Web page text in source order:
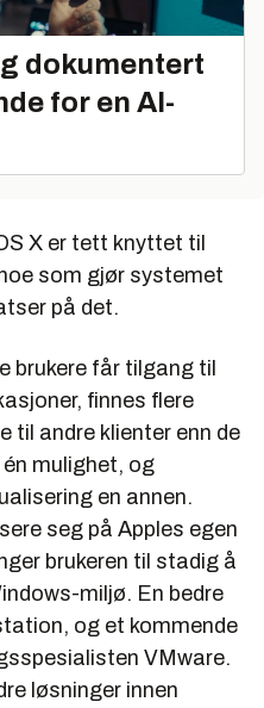
dokumentert
for en AI-
X er tett knyttet til
som gjør systemet
på det.
brukere får tilgang til
finnes flere
til andre klienter enn de
mulighet, og
en annen.
seg på Apples egen
brukeren til stadig å
miljø. En bedre
, og et kommende
VMware.
løsninger innen